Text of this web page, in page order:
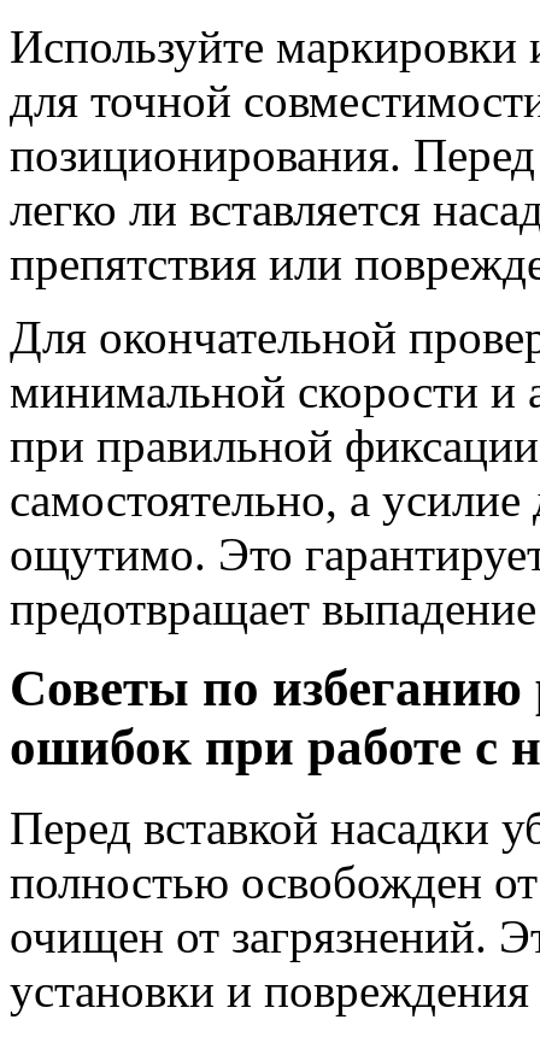
Используйте маркировки
для точной
позиционирования.
легко ли вставляется
препятствия или
Для окончательной
минимальной скорости и
при правильной
самостоятельно, а
ощутимо. Это
предотвращает
Советы по
ошибок при работе с
Перед вставкой насадки
полностью освобожден
очищен от загрязнений.
установки и